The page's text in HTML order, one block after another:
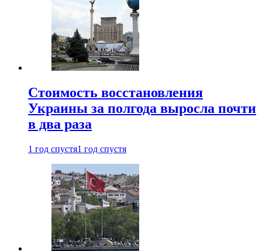
Стоимость восстановления
Украины за полгода выросла почти
в два раза
1 год спустя1 год спустя